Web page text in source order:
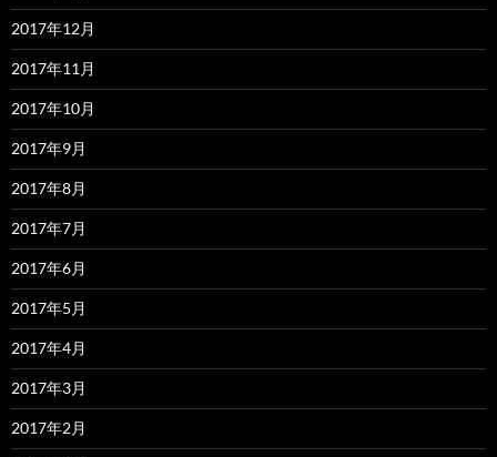
2017年12月
2017年11月
2017年10月
2017年9月
2017年8月
2017年7月
2017年6月
2017年5月
2017年4月
2017年3月
2017年2月